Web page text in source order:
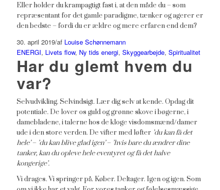
Eller holder du krampagtigt fast i, at den måde du – som
repræsentant for det gamle paradigme, tænker og agerer er
den bedste – fordi du er ældre og mere erfaren end dem?
30. april 2019/af Louise Schønnemann
ENERGI, Livets flow, Ny tids energi, Skyggearbejde, Spiritualitet
Har du glemt hvem du
var?
Selvudvikling. Selvindsigt. Lær dig selv at kende. Opdag dit
potentiale. De lover os guld og grønne skove i bøgerne, i
damebladene, i talerne hos de kloge visdomsmænd/damer
ude i den store verden. De vifter med løfter ’du kan få det
hele’– ’du kan blive glad igen’– ’hvis bare du ændrer dine
tanker, kan du opleve hele eventyret og få det halve
kongerige’.
Vi drages. Vi springer på. Køber. Deltager. Igen og igen. Som